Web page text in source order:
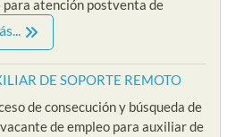
atención postventa de
DE SOPORTE REMOTO
de consecución y búsqueda de
de empleo para auxiliar de